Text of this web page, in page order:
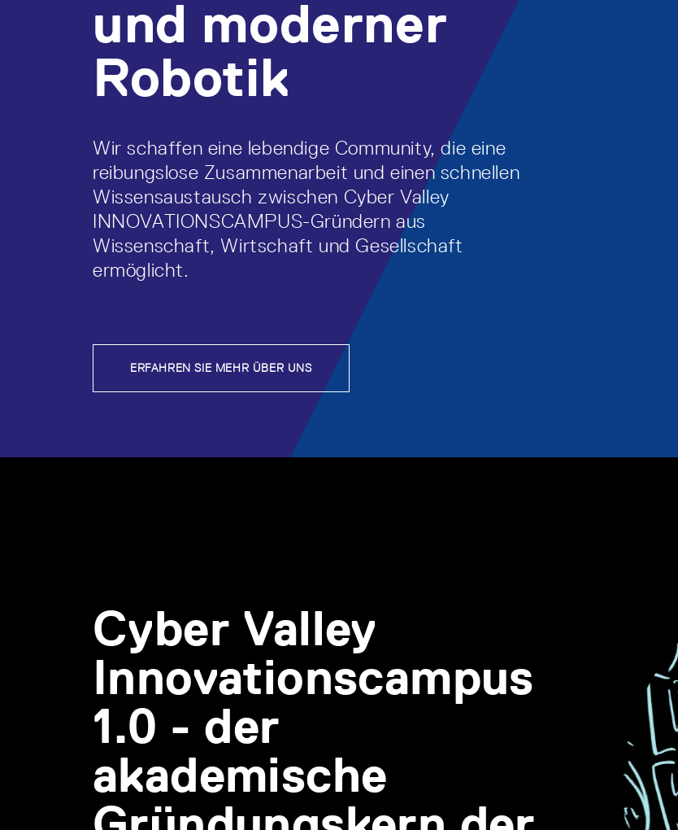
und moderner
Robotik
Wir schaffen eine lebendige Community, die eine
reibungslose Zusammenarbeit und einen schnellen
Wissensaustausch zwischen Cyber Valley
INNOVATIONSCAMPUS-Gründern aus
Wissenschaft, Wirtschaft und Gesellschaft
ermöglicht.
ERFAHREN SIE MEHR ÜBER UNS
Cyber Valley
Innovationscampus
1.0 - der
akademische